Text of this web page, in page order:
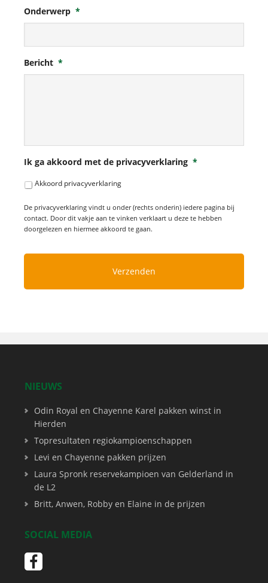
Onderwerp *
Bericht *
Ik ga akkoord met de privacyverklaring *
Akkoord privacyverklaring
De privacyverklaring vindt u onder (rechts onderin) iedere pagina bij
contact. Door dit vakje aan te vinken verklaart u deze te hebben
doorgelezen en hiermee akkoord te gaan.
NIEUWS
Odin Royal en Chayenne Karel pakken winst in
Hierden
Topresultaten regiokampioenschappen
Levi en Chayenne pakken prijzen
Laura Spronk reservekampioen van Gelderland in
de L2
Britt, Anwen, Robby en Elaine in de prijzen
SOCIAL MEDIA